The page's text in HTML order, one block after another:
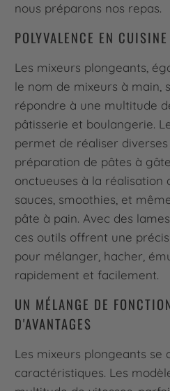
nous préparons nos repas.
POLYVALENCE EN CUISINE
Les mixeurs plongeants,
le nom de mixeurs à main,
répondre à une multitude
pâtisserie et boulangerie.
permet de réaliser
préparation de pâtes à
onctueuses à la réalisation
sauces, smoothies, et
pâte à pain. Avec des
ces outils offrent une
pour mélanger, hacher,
rapidement et facilement.
UN MÉLANGE DE
D'AVANTAGES
Les mixeurs plongeants se
caractéristiques. Les